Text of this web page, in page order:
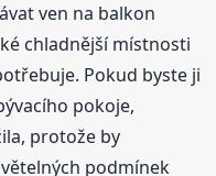
ven na balkon
chladnější místnosti
Pokud byste ji
pokoje,
protože by
podmínek